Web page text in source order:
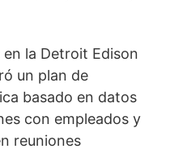
la Detroit Edison
un plan de
basado en datos
con empleados y
reuniones